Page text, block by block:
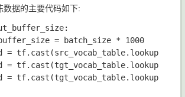
数据的主要代码如下:
:
= batch_size * 1000
= tf. cast (src_vocab_table. lookup
= tf. cast (tgt_vocab_table. lookup
= tf. cast (tgt_vocab_table. lookup